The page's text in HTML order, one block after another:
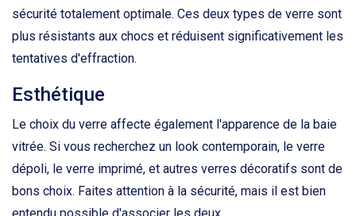
sécurité totalement optimale. Ces deux types de verre sont
plus résistants aux chocs et réduisent significativement les
tentatives d'effraction.
Esthétique
Le choix du verre affecte également l'apparence de la baie
vitrée. Si vous recherchez un look contemporain, le verre
dépoli, le verre imprimé, et autres verres décoratifs sont de
bons choix. Faites attention à la sécurité, mais il est bien